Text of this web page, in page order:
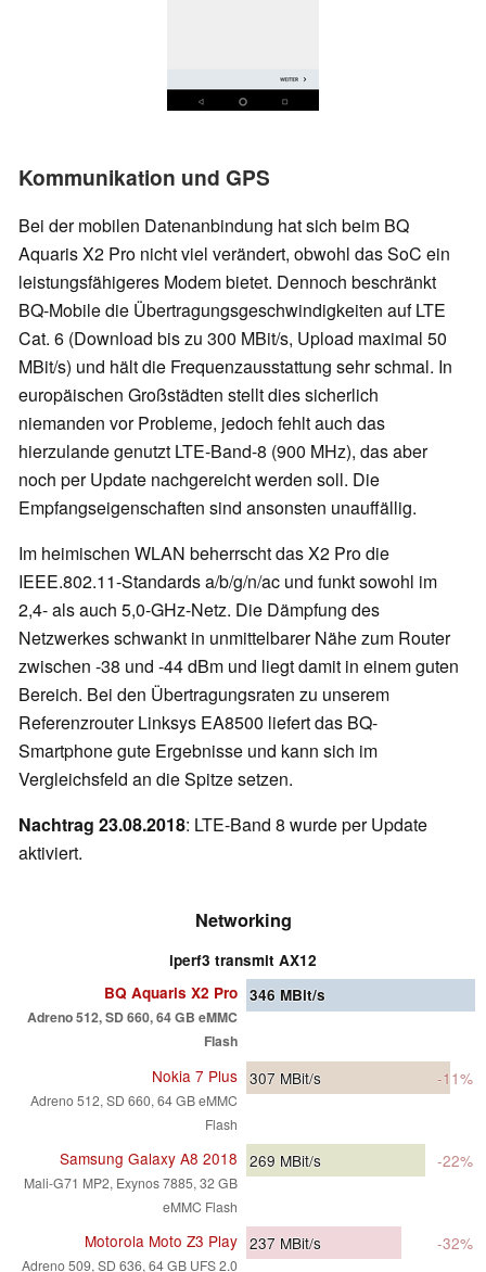
Kommunikation und GPS
Bei der mobilen Datenanbindung hat sich beim BQ
Aquaris X2 Pro nicht viel verändert, obwohl das SoC ein
leistungsfähigeres Modem bietet. Dennoch beschränkt
BQ-Mobile die Übertragungsgeschwindigkeiten auf LTE
Cat. 6 (Download bis zu 300 MBit/s, Upload maximal 50
MBit/s) und hält die Frequenzausstattung sehr schmal. In
europäischen Großstädten stellt dies sicherlich
niemanden vor Probleme, jedoch fehlt auch das
hierzulande genutzt LTE-Band-8 (900 MHz), das aber
noch per Update nachgereicht werden soll. Die
Empfangseigenschaften sind ansonsten unauffällig.
Im heimischen WLAN beherrscht das X2 Pro die
IEEE.802.11-Standards a/b/g/n/ac und funkt sowohl im
2,4- als auch 5,0-GHz-Netz. Die Dämpfung des
Netzwerkes schwankt in unmittelbarer Nähe zum Router
zwischen -38 und -44 dBm und liegt damit in einem guten
Bereich. Bei den Übertragungsraten zu unserem
Referenzrouter Linksys EA8500 liefert das BQ-
Smartphone gute Ergebnisse und kann sich im
Vergleichsfeld an die Spitze setzen.
Nachtrag 23.08.2018: LTE-Band 8 wurde per Update
aktiviert.
Networking
iperf3 transmit AX12
BQ Aquaris X2 Pro
Adreno 512, SD 660, 64 GB eMMC
Flash
346 MBit/s
Nokia 7 Plus
Adreno 512, SD 660, 64 GB eMMC
Flash
307 MBit/s -11%
Samsung Galaxy A8 2018
Mali-G71 MP2, Exynos 7885, 32 GB
eMMC Flash
269 MBit/s -22%
Motorola Moto Z3 Play
Adreno 509, SD 636, 64 GB UFS 2.0
237 MBit/s -32%